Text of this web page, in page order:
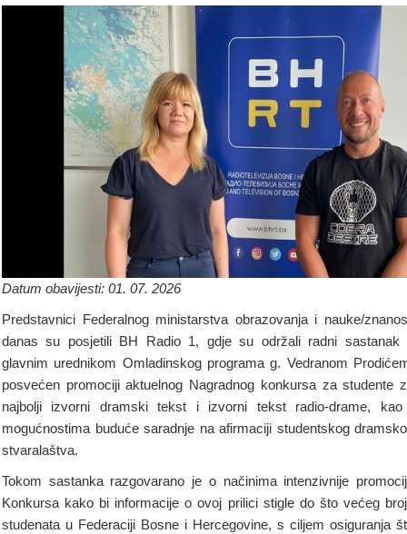
Datum obavijesti: 01. 07. 2026
Predstavnici Federalnog ministarstva obrazovanja i nauke/
danas su posjetili BH Radio 1, gdje su održali radni sastanak
glavnim urednikom Omladinskog programa g. Vedranom
posvećen promociji aktuelnog Nagradnog konkursa za studente
najbolji izvorni dramski tekst i izvorni tekst radio-drame,
mogućnostima buduće saradnje na afirmaciji studentskog
stvaralaštva.
Tokom sastanka razgovarano je o načinima intenzivnije
Konkursa kako bi informacije o ovoj prilici stigle do što većeg
studenata u Federaciji Bosne i Hercegovine, s ciljem osiguranja